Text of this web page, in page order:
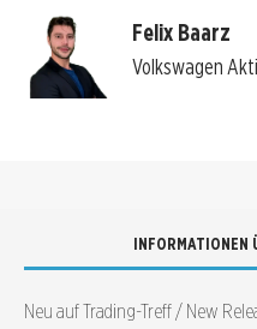
Felix Baarz
Volkswagen
INFORMATIONEN
Neu auf Trading-Treff / New